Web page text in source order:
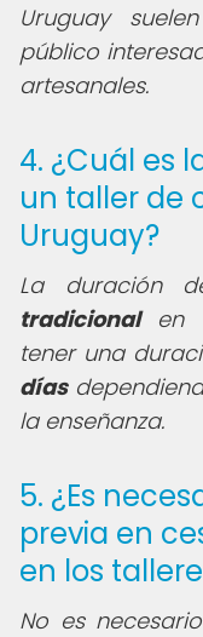
Uruguay
público
artesanales.
4. ¿Cuál es
un taller de
Uruguay?
La duración
tradicionalen
tener una
días
la enseñanza.
5. ¿Es
previa en
en los
No es